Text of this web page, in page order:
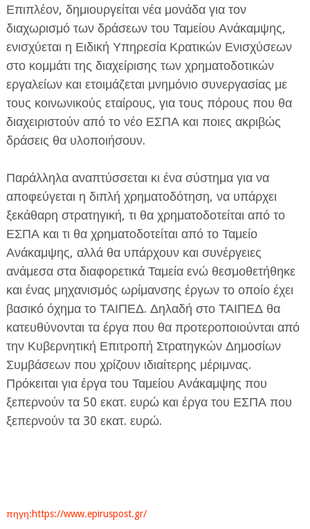
Επιπλέον, δημιουργείται νέα μονάδα για τον
διαχωρισμό των δράσεων του Ταμείου Ανάκαμψης,
ενισχύεται η Ειδική Υπηρεσία Κρατικών Ενισχύσεων
στο κομμάτι της διαχείρισης των χρηματοδοτικών
εργαλείων και ετοιμάζεται μνημόνιο συνεργασίας με
τους κοινωνικούς εταίρους, για τους πόρους που θα
διαχειριστούν από το νέο ΕΣΠΑ και ποιες ακριβώς
δράσεις θα υλοποιήσουν.
Παράλληλα αναπτύσσεται κι ένα σύστημα για να
αποφεύγεται η διπλή χρηματοδότηση, να υπάρχει
ξεκάθαρη στρατηγική, τι θα χρηματοδοτείται από το
ΕΣΠΑ και τι θα χρηματοδοτείται από το Ταμείο
Ανάκαμψης, αλλά θα υπάρχουν και συνέργειες
ανάμεσα στα διαφορετικά Ταμεία ενώ θεσμοθετήθηκε
και ένας μηχανισμός ωρίμανσης έργων το οποίο έχει
βασικό όχημα το ΤΑΙΠΕΔ. Δηλαδή στο ΤΑΙΠΕΔ θα
κατευθύνονται τα έργα που θα προτεροποιούνται από
την Κυβερνητική Επιτροπή Στρατηγκών Δημοσίων
Συμβάσεων που χρίζουν ιδιαίτερης μέριμνας.
Πρόκειται για έργα του Ταμείου Ανάκαμψης που
ξεπερνούν τα 50 εκατ. ευρώ και έργα του ΕΣΠΑ που
ξεπερνούν τα 30 εκατ. ευρώ.
πηγη:https://www.epiruspost.gr/